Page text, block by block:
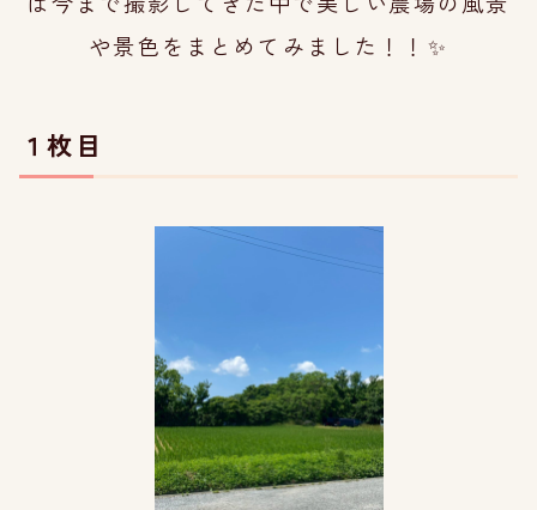
や景色を まとめてみました！！ ✨
１枚目